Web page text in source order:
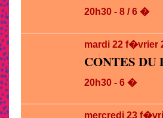
20h30 - 8 / 6 �
mardi 22 f�vrier
CONTES DU
20h30 - 6 �
mercredi 23